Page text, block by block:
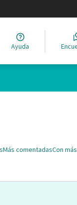
el idioma
Ayuda
Más comentadasCon